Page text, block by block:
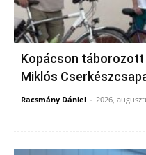
Kopácson táborozott
Miklós
Racsmány Dániel - 2026,